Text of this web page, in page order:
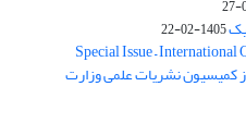
1405-02-22
Special Issue –
کمیسیون نشریات علمی وزارت